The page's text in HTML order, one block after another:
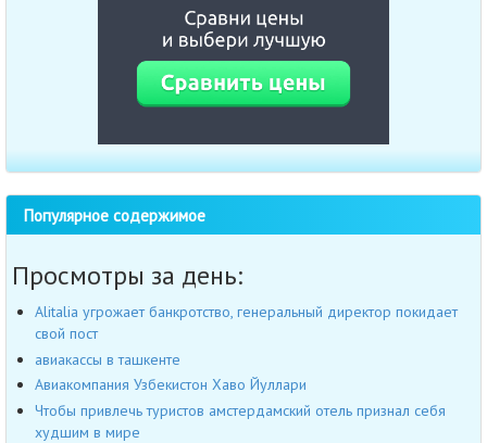
Популярное содержимое
Просмотры за день:
Alitalia угрожает банкротство, генеральный директор покидает
свой пост
авиакассы в ташкенте
Авиакомпания Узбекистон Хаво Йуллари
Чтобы привлечь туристов амстердамский отель признал себя
худшим в мире